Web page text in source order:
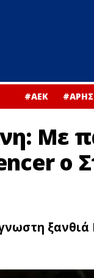
#ΑΕΚ #ΑΡΗΣ
Με
ο
ξανθιά